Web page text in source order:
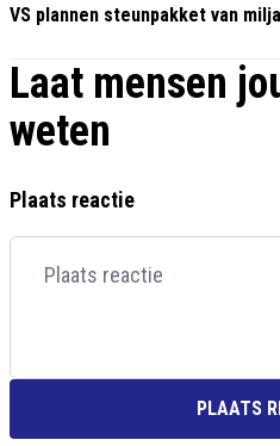
VS plannen steunpakket van
Laat mensen
weten
Plaats reactie
PLAATS